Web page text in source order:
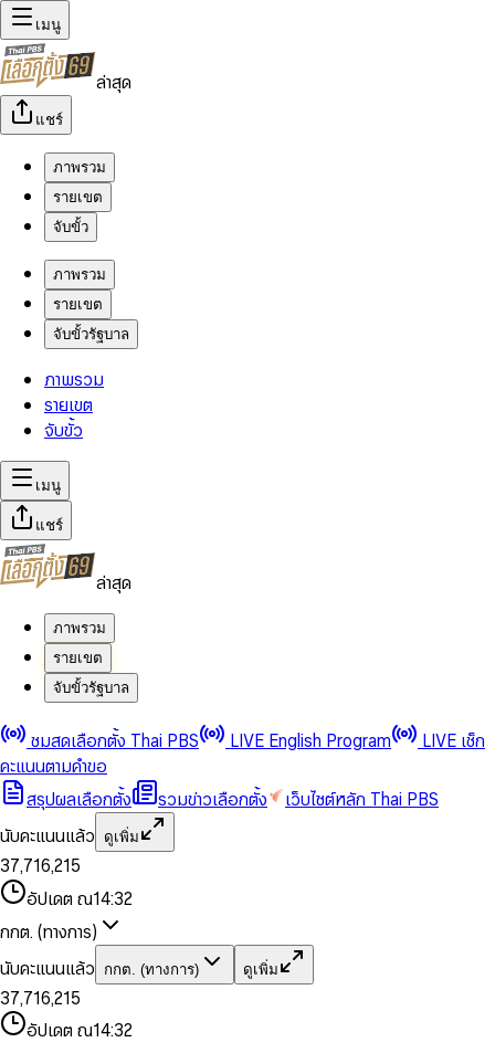
เมนู
ล่าสุด
แชร์
ภาพรวม
รายเขต
จับขั้ว
ภาพรวม
รายเขต
จับขั้วรัฐบาล
ภาพรวม
รายเขต
จับขั้ว
เมนู
แชร์
ล่าสุด
ภาพรวม
รายเขต
จับขั้วรัฐบาล
ชมสดเลือกตั้ง Thai PBS LIVE English Program
LIVE เช็ก
คะแนนตามคำขอ
สรุปผลเลือกตั้ง
รวมข่าวเลือกตั้ง
เว็บไซต์หลัก Thai PBS
นับคะแนนแล้ว
ดูเพิ่ม
0
1
2
3
4
5
6
8
9
0
1
2
3
4
5
6
7
8
9
,
0
1
2
4
6
7
8
9
0
1
2
3
4
5
6
7
8
9
0
1
3
5
6
7
8
9
,
1
2
4
5
7
8
9
0
1
3
4
6
7
8
9
0
2
3
4
5
7
8
อัปเดต ณ14:32
กกต. (ทางการ)
นับคะแนนแล้ว
กกต. (ทางการ) ดูเพิ่ม
0
1
2
3
4
5
0
1
2
4
5
6
7
8
9
,
0
1
2
4
6
7
8
9
0
1
2
3
0
1
3
5
6
7
8
,
1
2
4
0
1
3
0
2
3
4
5
7
อัปเดต ณ14:32